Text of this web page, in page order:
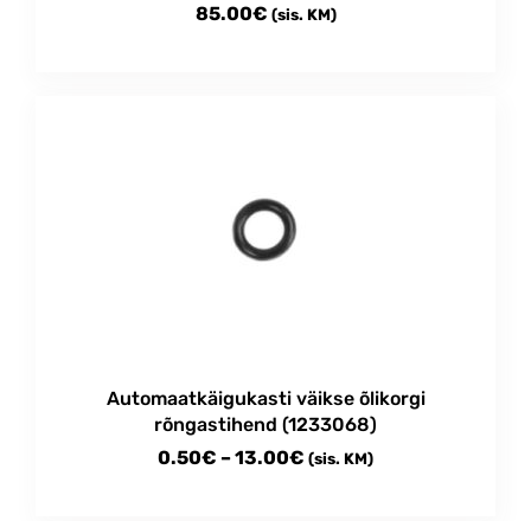
85.00€ (sis. KM)
Automaatkäigukasti väikse õlikorgi
rõngastihend (1233068)
0.50€ –13.00€ Price
(sis. KM)